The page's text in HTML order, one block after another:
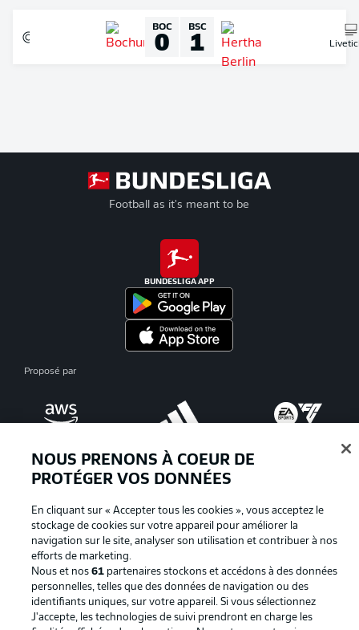
BOC
0 BSC
1
Football as it's meant to be
BUNDESLIGA APP
Proposé par
La publicité
services
Mentions Légales
NOUS PRENONS À COEUR DE
PROTÉGER VOS DONNÉES
En cliquant sur « Accepter tous les cookies », vous acceptez le
stockage de cookies sur votre appareil pour améliorer la
navigation sur le site, analyser son utilisation et contribuer à nos
efforts de marketing.
Nous et nos61 partenaires stockons et accédons à des données
personnelles, telles que des données de navigation ou des
identifiants uniques, sur votre appareil. Si vous sélectionnez
J'accepte, les technologies de suivi prendront en charge les